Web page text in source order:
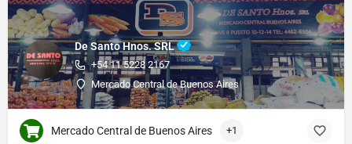
De Santo Hnos. SRL
+54 11 5228 2167
Mercado Central de Buenos Aires
Mercado Central de Buenos Aires +1